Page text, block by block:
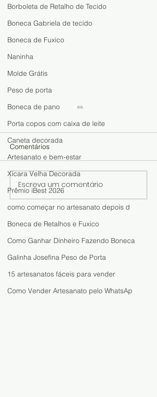
Borboleta de Retalho de Tecido
Boneca Gabriela de tecido
Boneca de Fuxico
Naninha
Molde Grátis
Peso de porta
Boneca de pano
Porta copos com caixa de leite
Caneta decorada
Artesanato e bem-estar
Xícara Velha Decorada
Prêmio iBest 2026
como começar no artesanato depois d
Boneca de Retalhos e Fuxico
Como Ganhar Dinheiro Fazendo Boneca
Galinha Josefina Peso de Porta
15 artesanatos fáceis para vender
Como Vender Artesanato pelo WhatsAp
Artesanato com Latas e
Jeans: Ideia Fácil para
Fazer e Vender
Comentários
Escreva um comentário